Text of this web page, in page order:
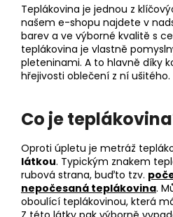
Teplákovina je jednou z
našem e-shopu najdete v
barev a ve výborné kvalitě s
teplákovina je vlastně
pleteninami. A to hlavně díky
hřejivosti oblečení z ní ušitého.
Co je
Oproti úpletu je metráž
látkou. Typickým znakem
rubová strana, buďto tzv.
nepočesaná teplákovina.
oboulící teplákovinou, která
o
e
b
e
e
n